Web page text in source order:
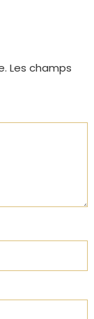
Les champs